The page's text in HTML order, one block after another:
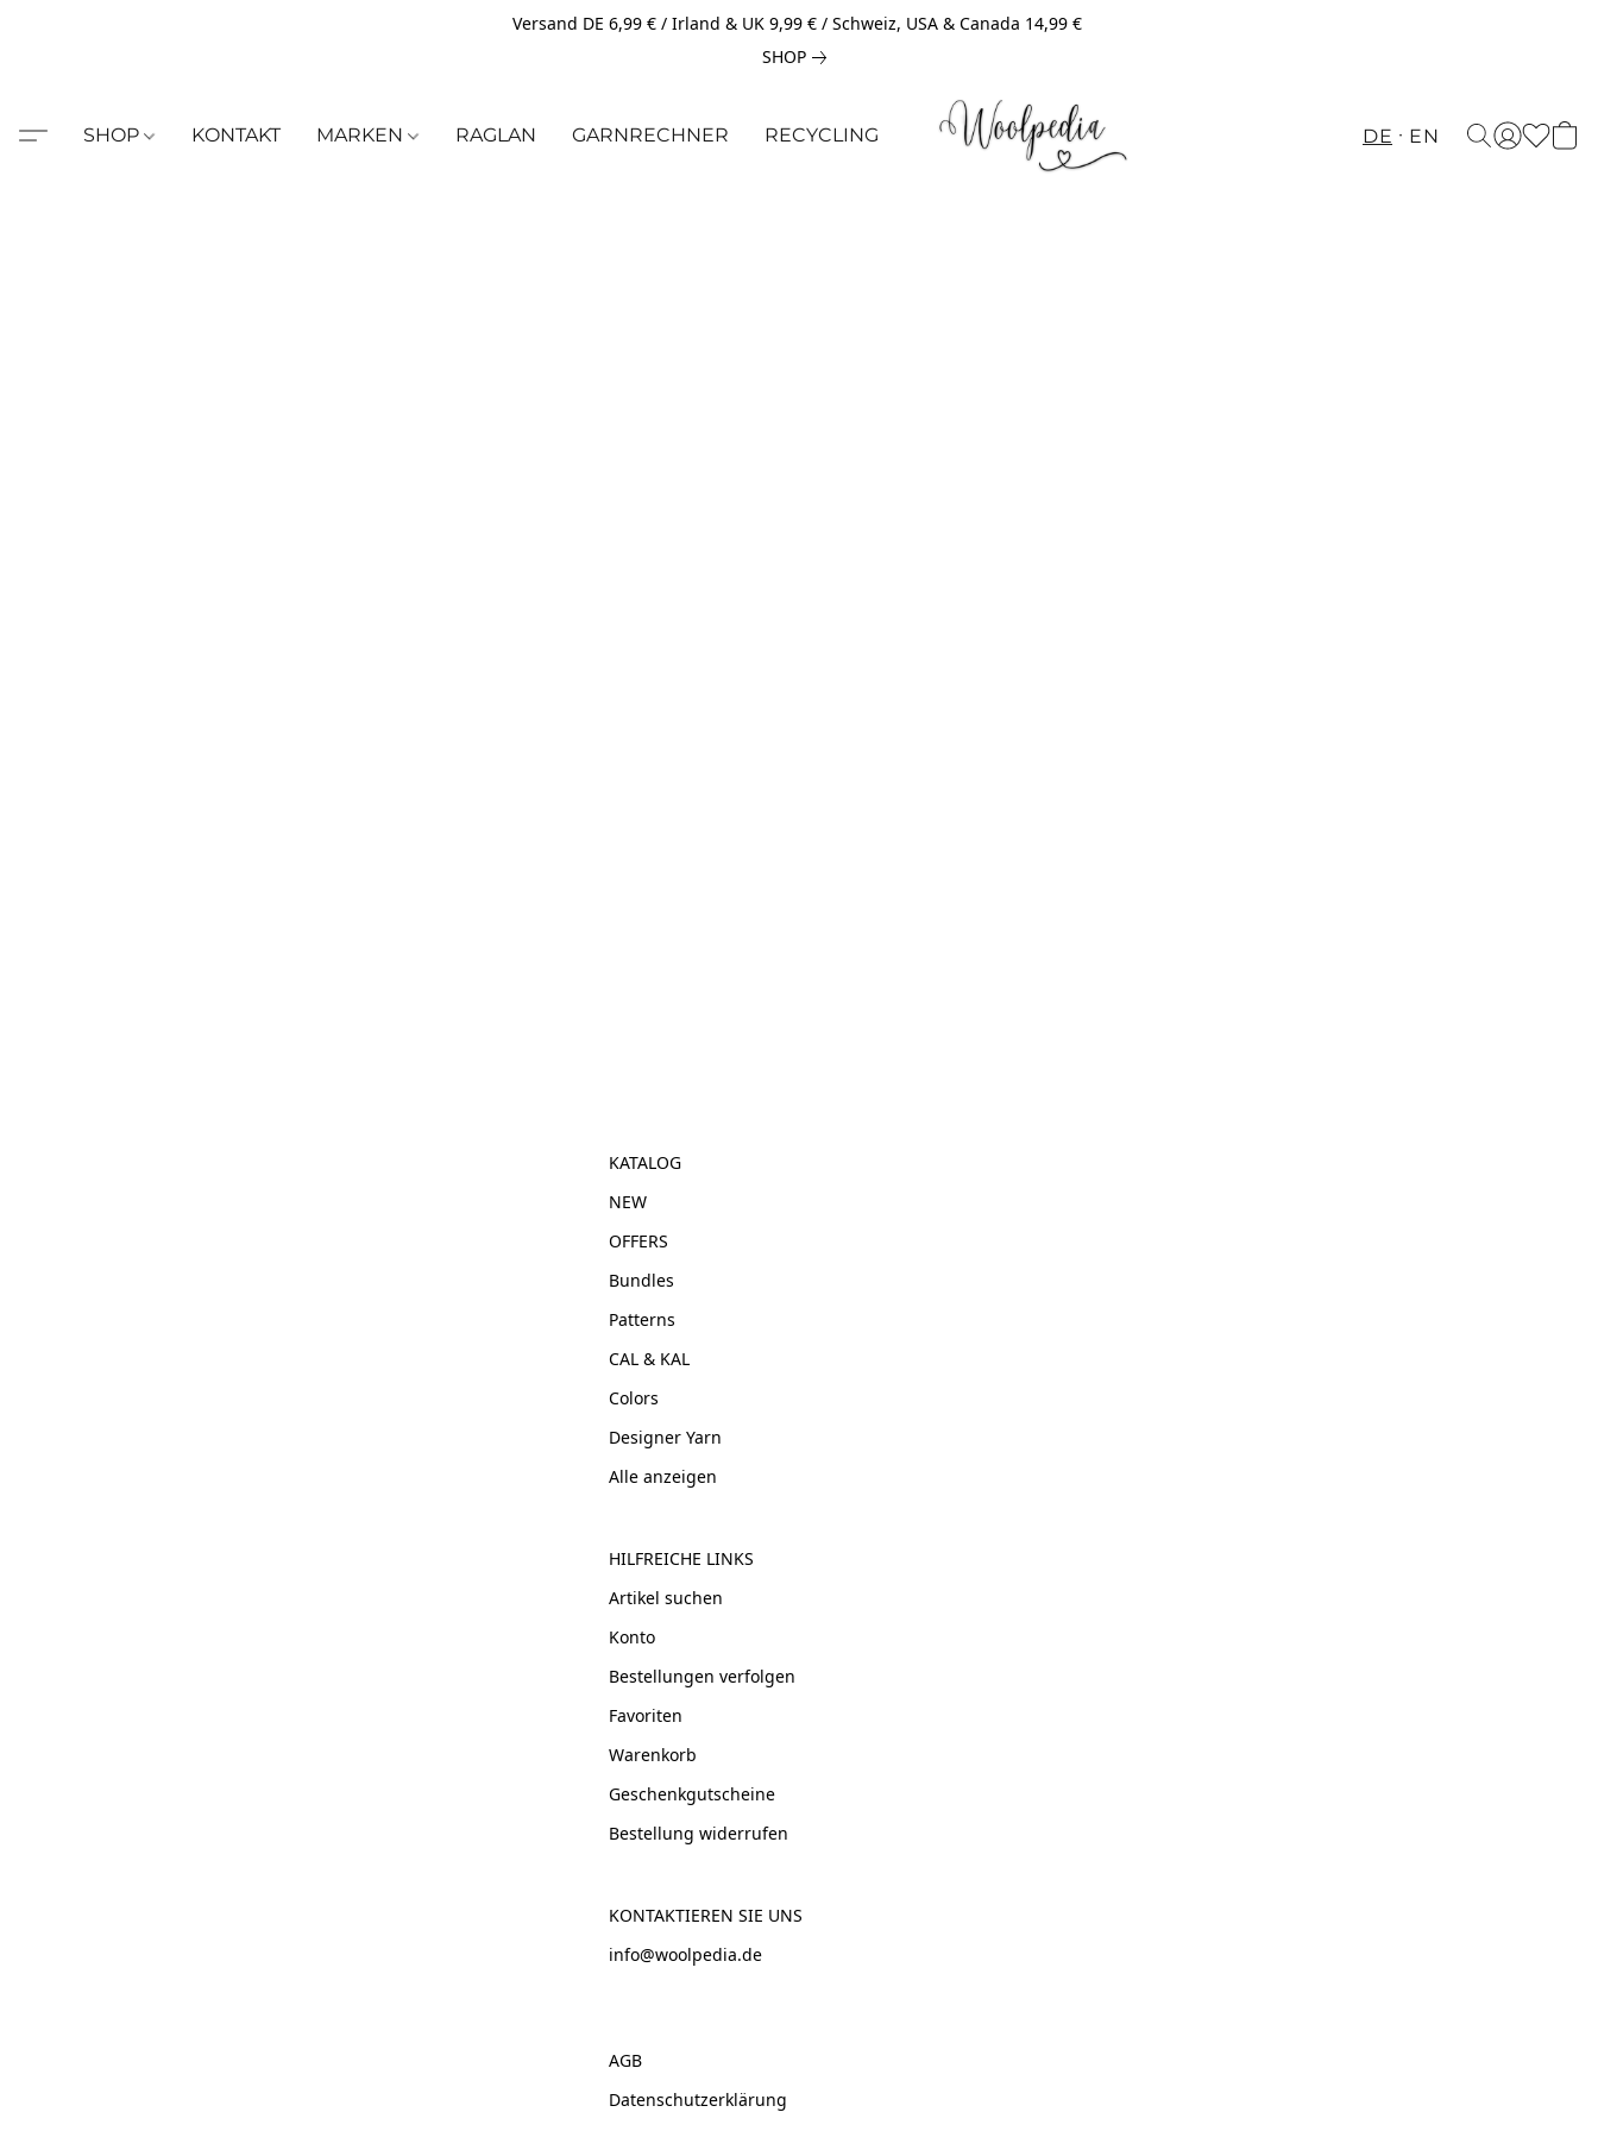
Versand DE 6,99 € / Irland & UK 9,99 € / Schweiz, USA & Canada 14,99 €
SHOP
SHOP KONTAKT MARKEN RAGLAN GARNRECHNER RECYCLING DE EN
KATALOG
NEW
OFFERS
Bundles
Patterns
CAL & KAL
Colors
Designer Yarn
Alle anzeigen
HILFREICHE LINKS
Artikel suchen
Konto
Bestellungen verfolgen
Favoriten
Warenkorb
Geschenkgutscheine
Bestellung widerrufen
KONTAKTIEREN SIE UNS
info@woolpedia.de
AGB
Datenschutzerklärung